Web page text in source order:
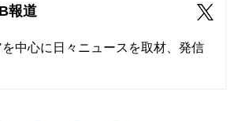
報道
中心に日々ニュースを取材、発信